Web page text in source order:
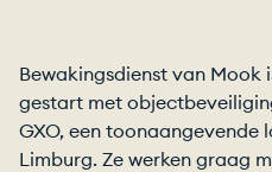
Bewakingsdienst van Mook
gestart met
GXO, een toonaangevende
Limburg. Ze werken graag